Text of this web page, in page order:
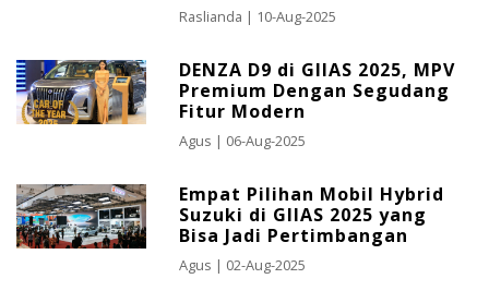
Raslianda | 10-Aug-2025
DENZA D9 di GIIAS 2025, MPV
Premium Dengan Segudang
Fitur Modern
Agus | 06-Aug-2025
Empat Pilihan Mobil Hybrid
Suzuki di GIIAS 2025 yang
Bisa Jadi Pertimbangan
Agus | 02-Aug-2025